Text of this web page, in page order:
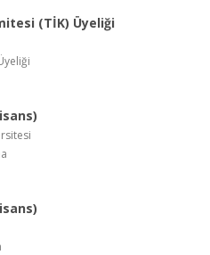
(TİK) Üyeliği